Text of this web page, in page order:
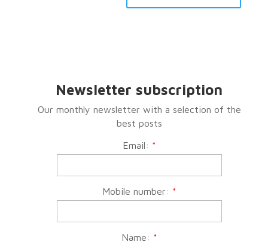
Newsletter subscription
Our monthly newsletter with a selection of the
best posts
Email: *
Mobile number: *
Name: *